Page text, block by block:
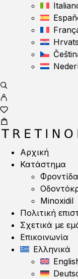
Αρχική
Κατάστημα
Minoxidil
Πολιτική
Σχετικά με
Επικοινωνία
Ελληνικά